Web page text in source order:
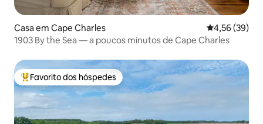
Casa em Cape Charles Classificação
4,56 (39)
1903 By the Sea — a poucos minutos de Cape Charles
Favoritos dos hóspedes mais apreciados
Favorito dos hóspedes